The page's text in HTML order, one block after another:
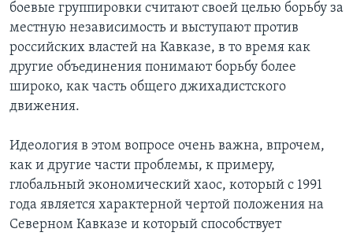
боевые группировки считают своей целью борьбу за
местную независимость и выступают против
российских властей на Кавказе, в то время как
другие объединения понимают борьбу более
широко, как часть общего джихадистского
движения.
Идеология в этом вопросе очень важна, впрочем,
как и другие части проблемы, к примеру,
глобальный экономический хаос, который с 1991
года является характерной чертой положения на
Северном Кавказе и который способствует